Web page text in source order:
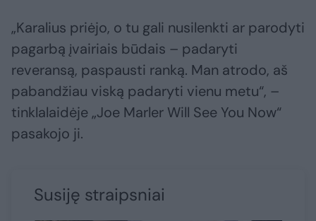
„Karalius priėjo, o tu gali nusilenkti ar parodyti
pagarbą įvairiais būdais – padaryti
reveransą, paspausti ranką. Man atrodo, aš
pabandžiau viską padaryti vienu metu“, –
tinklalaidėje „Joe Marler Will See You Now“
pasakojo ji.
Susiję straipsniai